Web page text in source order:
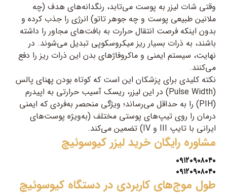
وقتی شات لیزر به پوست می‌تابد، رنگدانه‌های هدف (چه
ملانین طبیعی پوست و چه جوهر تاتو) انرژی را جذب کرده و
بدون اینکه فرصت انتقال حرارت به بافت‌های مجاور را داشته
باشند، به ذرات بسیار ریز میکروسکوپی تبدیل می‌شوند. در
نهایت، سیستم ایمنی و ماکروفاژهای بدن این ذرات ریز را دفع
می‌کنند.
نکته کلیدی برای پزشکان این است که کوتاه بودن پهنای پالس
(Pulse Width) در این لیزر، ریسک آسیب حرارتی به اپیدرم
(PIH) را به حداقل می‌رساند؛ ویژگی منحصر به‌فردی که ایمنی
درمان را روی تیپ‌های پوستی مختلف (به‌ویژه پوست‌های
ایرانی با تایپ III و IV) تضمین می‌کند.
مشاوره رایگان خرید لیزر کیوسوئیچ
۰۹۱۲۰۹۰۸۰۴۰
۰۹۱۲۰۹۰۸۰۴۰
طول موج‌های کاربردی در دستگاه کیوسوئیچ